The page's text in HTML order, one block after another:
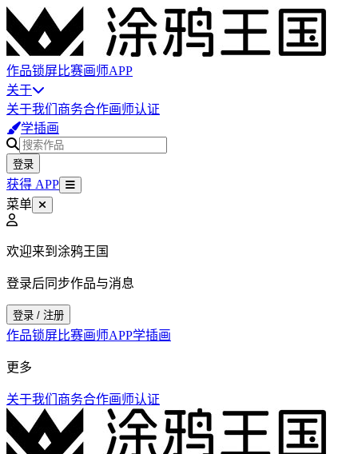
作品锁屏比赛画师APP
关于
关于我们 商务合作画师认证
学插画
登录
获得 APP
菜单
欢迎来到涂鸦王国
登录后同步作品与消息
登录 / 注册
作品锁屏比赛画师APP学插画
更多
关于我们 商务合作画师认证